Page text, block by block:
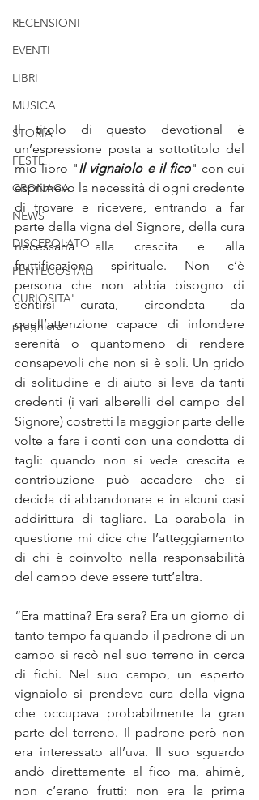
RECENSIONI
EVENTI
LIBRI
MUSICA
STORIA
FESTE
CRONACA
NEWS
DISCEPOLATO
PENTECOSTALI
CURIOSITA'
preghiera
Il titolo di questo devotional è
un’espressione posta a sottotitolo del
mio libro "Il vignaiolo e il fico" con cui
esprimevo la necessità di ogni credente
di trovare e ricevere, entrando a far
parte della vigna del Signore, della cura
necessaria alla crescita e alla
fruttificazione spirituale. Non c’è
persona che non abbia bisogno di
sentirsi curata, circondata da
quell’attenzione capace di infondere
serenità o quantomeno di rendere
consapevoli che non si è soli. Un grido
di solitudine e di aiuto si leva da tanti
credenti (i vari alberelli del campo del
Signore) costretti la maggior parte delle
volte a fare i conti con una condotta di
tagli: quando non si vede crescita e
contribuzione può accadere che si
decida di abbandonare e in alcuni casi
addirittura di tagliare. La parabola in
questione mi dice che l’atteggiamento
di chi è coinvolto nella responsabilità
del campo deve essere tutt’altra.
“Era mattina? Era sera? Era un giorno di
tanto tempo fa quando il padrone di un
campo si recò nel suo terreno in cerca
di fichi. Nel suo campo, un esperto
vignaiolo si prendeva cura della vigna
che occupava probabilmente la gran
parte del terreno. Il padrone però non
era interessato all’uva. Il suo sguardo
andò direttamente al fico ma, ahimè,
non c’erano frutti: non era la prima